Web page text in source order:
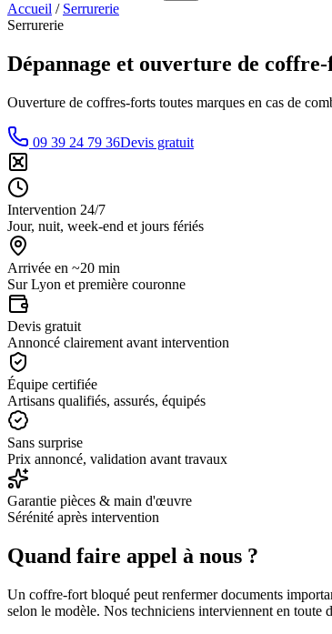
Accueil / Serrurerie
Serrurerie
Dépannage et ouverture de
Ouverture de coffres-forts toutes marques en cas de
09 39 24 79 36Devis gratuit
Intervention 24/7
Jour, nuit, week-end et jours fériés
Arrivée en ~20 min
Sur Lyon et première couronne
Devis gratuit
Annoncé clairement avant intervention
Équipe certifiée
Artisans qualifiés, assurés, équipés
Sans surprise
Prix annoncé, validation avant travaux
Garantie pièces & main d'œuvre
Sérénité après intervention
Quand faire appel à nous ?
Un coffre-fort bloqué peut renfermer documents
selon le modèle. Nos techniciens interviennent en toute